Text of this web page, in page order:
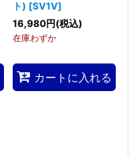
ト) [SV1V]
16,980円(税込)
在庫わずか
カートに入れる